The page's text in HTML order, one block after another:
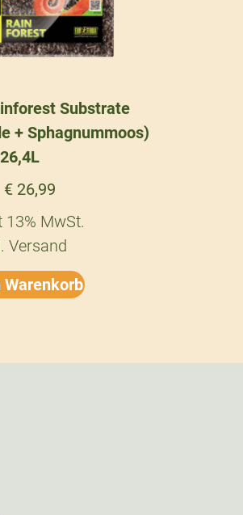
Substrate
+ Sphagnummoos)
26,4L
€26,99
13% MwSt.
Versand
Warenkorb